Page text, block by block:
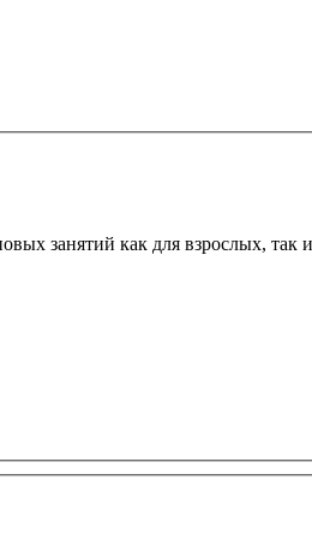
занятий как для взрослых, так